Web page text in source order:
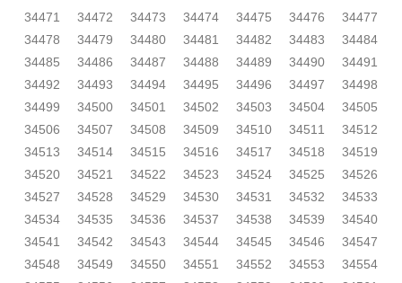
34471
34472 34473 34474 34475 34476
34477
34478
34479 34480 34481 34482 34483
34484
34485
34486 34487 34488 34489 34490
34491
34492
34493 34494 34495 34496 34497
34498
34499
34500 34501 34502 34503 34504
34505
34506
34507 34508 34509 34510 34511
34512
34513
34514 34515 34516 34517 34518
34519
34520
34521 34522 34523 34524 34525
34526
34527
34528 34529 34530 34531 34532
34533
34534
34535 34536 34537 34538 34539
34540
34541
34542 34543 34544 34545 34546
34547
34548
34549 34550 34551 34552 34553
34554